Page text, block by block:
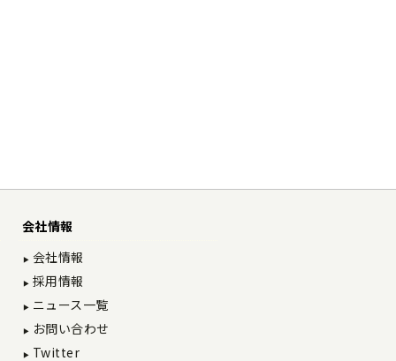
会社情報
会社情報
採用情報
ニュース一覧
お問い合わせ
Twitter